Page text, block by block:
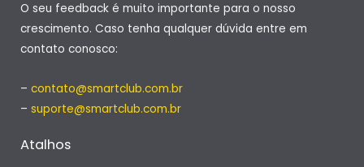
O seu feedback é muito importante para o nosso
crescimento. Caso tenha qualquer dúvida entre em
contato conosco:
– contato@smartclub.com.br
– suporte@smartclub.com.br
Atalhos